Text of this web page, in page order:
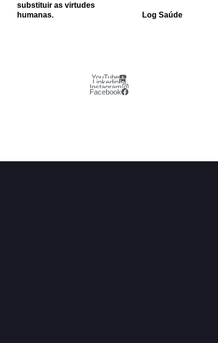
substituir as virtudes
humanas.
Log Saúde
YouTube
Linkedin
Instagram
Facebook